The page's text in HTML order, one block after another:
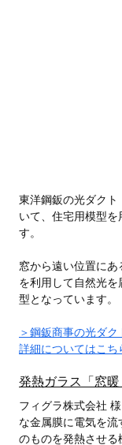
東洋鋼鈑の光ダクト
いて、住宅用模型を
す。
窓から遠い位置にあ
を利用して自然光
型となっています。
＞鋼鈑商事の光ダ
詳細についてはこち
発熱ガラス「窓暖
フィグラ株式会社
な金属膜に電気を
のものを発熱させる